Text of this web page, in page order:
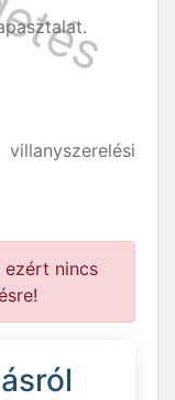
ezért nincs